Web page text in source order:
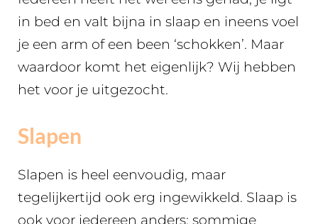
in bed en valt bijna in slaap en ineens voel
je een arm of een been ‘schokken’. Maar
waardoor komt het eigenlijk? Wij hebben
het voor je uitgezocht.
Slapen
Slapen is heel eenvoudig, maar
tegelijkertijd ook erg ingewikkeld. Slaap is
ook voor iedereen anders: sommige